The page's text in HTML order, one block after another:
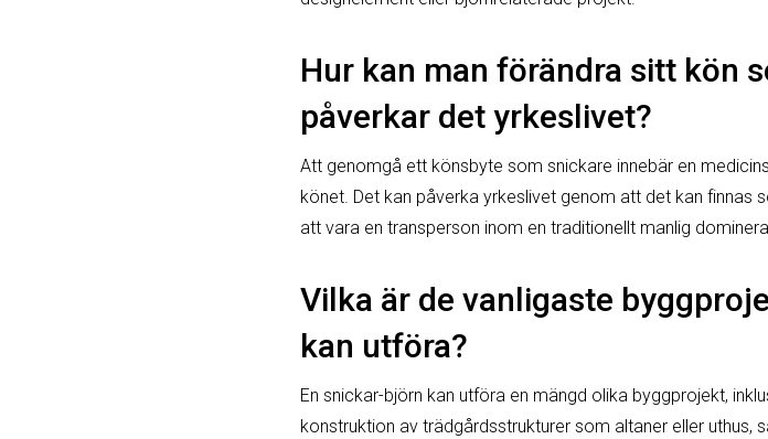
Hur kan man förändra sitt kön
påverkar det yrkeslivet?
Att genomgå ett könsbyte som snickare innebär en
könet. Det kan påverka yrkeslivet genom att det kan finnas
att vara en transperson inom en traditionellt manlig
Vilka är de vanligaste
kan utföra?
En snickar-björn kan utföra en mängd olika byggprojekt,
konstruktion av trädgårdsstrukturer som altaner eller